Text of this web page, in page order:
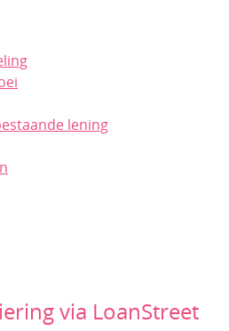
lening
via LoanStreet